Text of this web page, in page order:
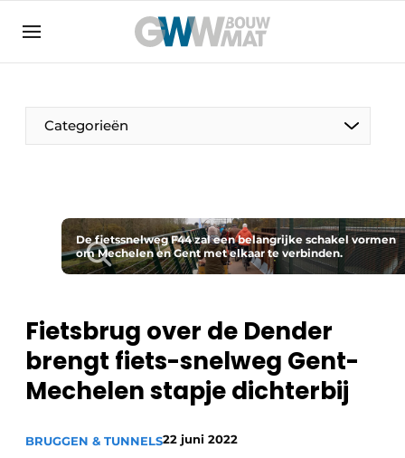
Bedrijven
Contact
Home
Meest gelezen
Podcasts
Privacy / Cookie statement
Vacature aanmelden
Categorieën
De fietssnelweg F44 zal een belangrijke schakel vormen
om Mechelen en Gent met elkaar te verbinden.
Fietsbrug over de Dender
brengt fiets-snelweg Gent-
Mechelen stapje dichterbij
BRUGGEN & TUNNELS22 juni 2022